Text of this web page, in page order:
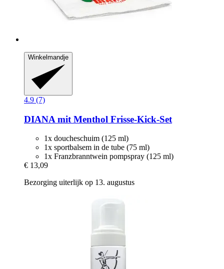
Winkelmandje
4.9 (7)
DIANA mit Menthol Frisse-​Kick-​Set
1x doucheschuim (125 ml)
1x sportbalsem in de tube (75 ml)
1x Franzbranntwein pompspray (125 ml)
€ 13,09
Bezorging uiterlijk op 13. augustus